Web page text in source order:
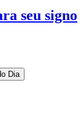
seu signo
Dia